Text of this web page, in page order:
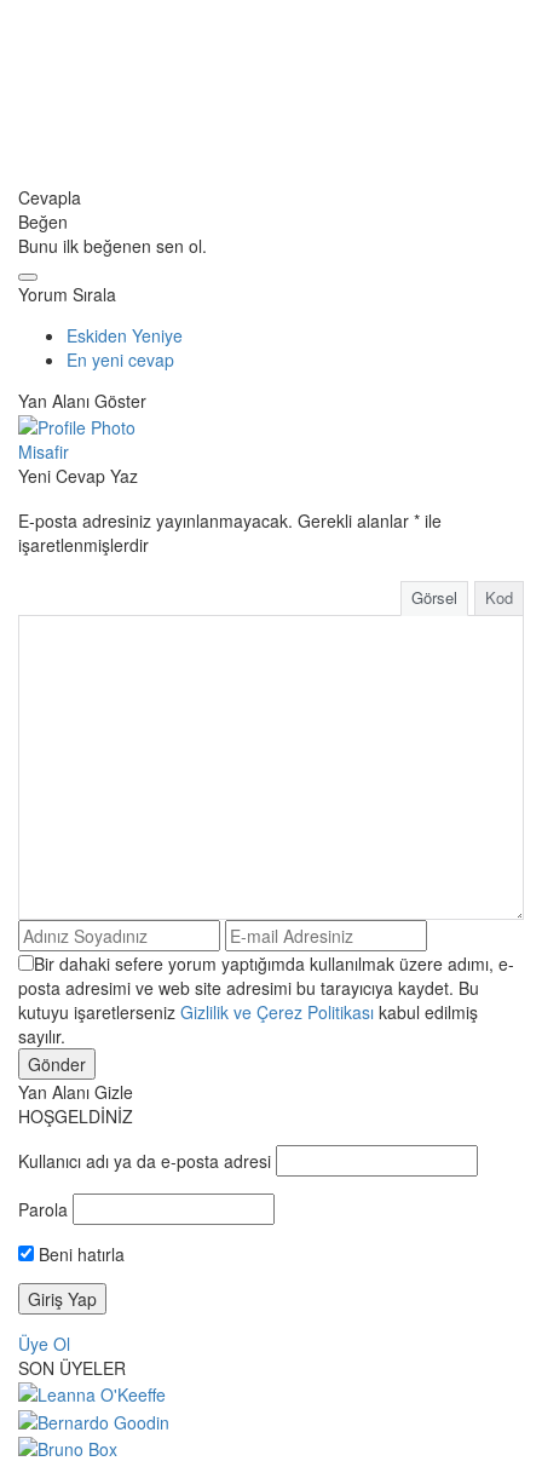
Cevapla
Beğen
Bunu ilk beğenen sen ol.
Yorum Sırala
Eskiden Yeniye
En yeni cevap
Yan Alanı Göster
Misafir
Yeni Cevap Yaz
E-posta adresiniz yayınlanmayacak. Gerekli alanlar * ile
işaretlenmişlerdir
Görsel Kod
Bir dahaki sefere yorum yaptığımda kullanılmak üzere adımı, e-
posta adresimi ve web site adresimi bu tarayıcıya kaydet. Bu
kutuyu işaretlerseniz Gizlilik ve Çerez Politikası kabul edilmiş
sayılır.
Yan Alanı Gizle
HOŞGELDİNİZ
Kullanıcı adı ya da e-posta adresi
Parola
Beni hatırla
Üye Ol
SON ÜYELER